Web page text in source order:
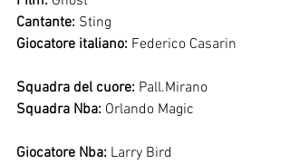
Cantante: Sting
Giocatore italiano: Federico Casarin
Squadra del cuore: Pall.Mirano
Squadra Nba: Orlando Magic
Giocatore Nba: Larry Bird